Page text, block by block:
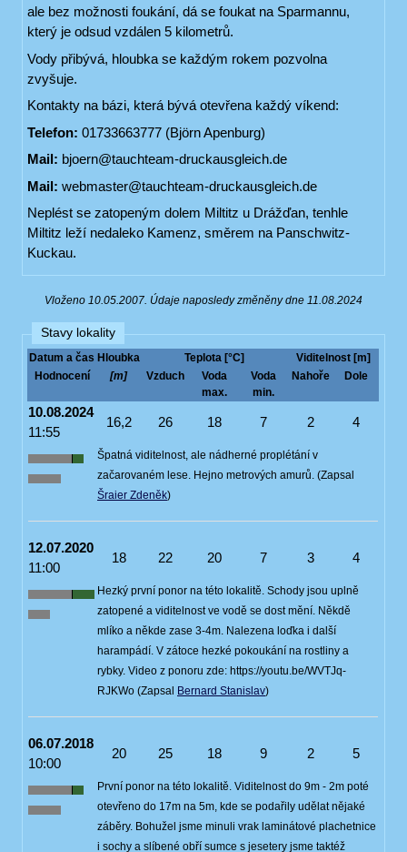
ale bez možnosti foukání, dá se foukat na Sparmannu,
který je odsud vzdálen 5 kilometrů.
Vody přibývá, hloubka se každým rokem pozvolna
zvyšuje.
Kontakty na bázi, která bývá otevřena každý víkend:
Telefon: 01733663777 (Björn Apenburg)
Mail: bjoern@tauchteam-druckausgleich.de
Mail: webmaster@tauchteam-druckausgleich.de
Neplést se zatopeným dolem Miltitz u Drážďan, tenhle
Miltitz leží nedaleko Kamenz, směrem na Panschwitz-
Kuckau.
Vloženo 10.05.2007. Údaje naposledy změněny dne 11.08.2024
Stavy lokality
Datum a čas Hloubka Teplota [°C]
Viditelnost [m]
Hodnocení
[m] Vzduch
Voda
max.
Voda
min.
Nahoře Dole
10.08.2024
11:55
16,2 26 18 7 2 4
Špatná viditelnost, ale nádherné proplétání v
začarovaném lese. Hejno metrových amurů. (Zapsal
Šraier Zdeněk)
12.07.2020
11:00
18 22 20 7 3 4
Hezký první ponor na této lokalitě. Schody jsou uplně
zatopené a viditelnost ve vodě se dost mění. Někdě
mlíko a někde zase 3-4m. Nalezena loďka i další
harampádí. V zátoce hezké pokoukání na rostliny a
rybky. Video z ponoru zde: https://youtu.be/WVTJq-
RJKWo (Zapsal Bernard Stanislav)
06.07.2018
10:00
20 25 18 9 2 5
První ponor na této lokalitě. Viditelnost do 9m - 2m poté
otevřeno do 17m na 5m, kde se podařily udělat nějaké
záběry. Bohužel jsme minuli vrak laminátové plachetnice
i sochy a slíbené obří sumce s jesetery jsme taktéž